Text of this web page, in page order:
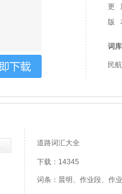
更
版
词
民
道路词汇大全
下载：14345
词条：晨明、作业段、作